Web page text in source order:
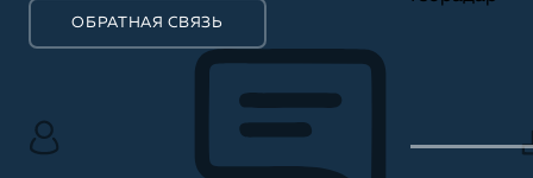
ОБРАТНАЯ СВЯЗЬ